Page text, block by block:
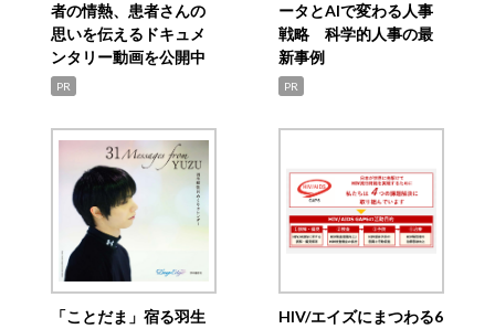
者の情熱、患者さんの
思いを伝えるドキュメ
ンタリー動画を公開中
PR
ータとAIで変わる人事
戦略 科学的人事の最
新事例
PR
「ことだま」宿る羽生
HIV/エイズにまつわる6